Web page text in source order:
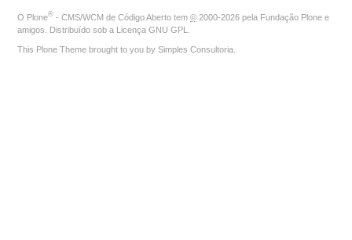
O Plone® - CMS/WCM de Código Aberto tem © 2000-2026 pela Fundação Plone e
amigos. Distribuído sob a Licença GNU GPL
This Plone Theme brought to you by Simples Consultoria